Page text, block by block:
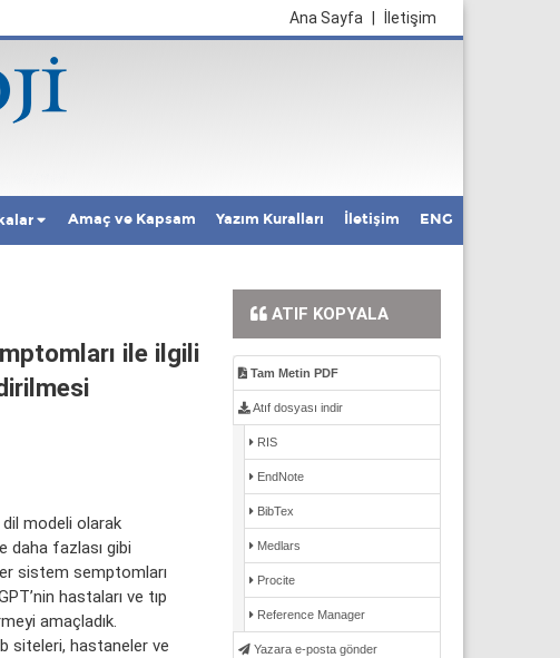
İletişim
Ana Sayfa
Amaç ve Kapsam Yazım Kuralları İletişim ENG
ile ilgili
modeli olarak
daha fazlası gibi
sistem semptomları
hastaları ve tıp
amaçladık.
siteleri, hastaneler ve
ATIF KOPYALA
Tam Metin PDF
Atıf dosyası indir
RIS
EndNote
BibTex
Medlars
Procite
Reference Manager
Yazara e-posta gönder